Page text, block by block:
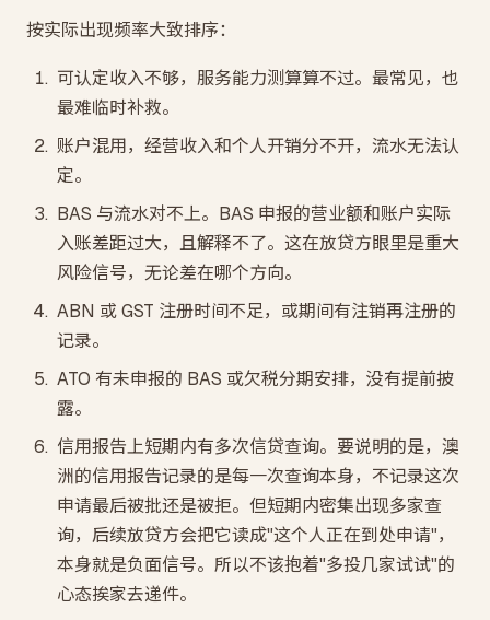
按实际出现频率大致排序：
可认定收入不够，服务能力测算算不过。最常见，也
最难临时补救。
账户混用，经营收入和个人开销分不开，流水无法认
定。
BAS 与流水对不上。BAS 申报的营业额和账户实际
入账差距过大，且解释不了。这在放贷方眼里是重大
风险信号，无论差在哪个方向。
ABN 或 GST 注册时间不足，或期间有注销再注册的
记录。
ATO 有未申报的 BAS 或欠税分期安排，没有提前披
露。
信用报告上短期内有多次信贷查询。要说明的是，澳
洲的信用报告记录的是每一次查询本身，不记录这次
申请最后被批还是被拒。但短期内密集出现多家查
询，后续放贷方会把它读成"这个人正在到处申请"，
本身就是负面信号。所以不该抱着"多投几家试试"的
心态挨家去递件。